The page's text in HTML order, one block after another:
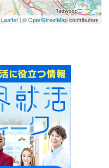
Leaflet| ©OpenStreetMapcontributors